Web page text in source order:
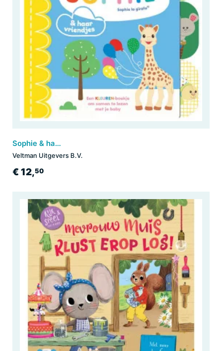
Sophie & haar vriendjes
Veltman Uitgevers B.V.
€ 12,50